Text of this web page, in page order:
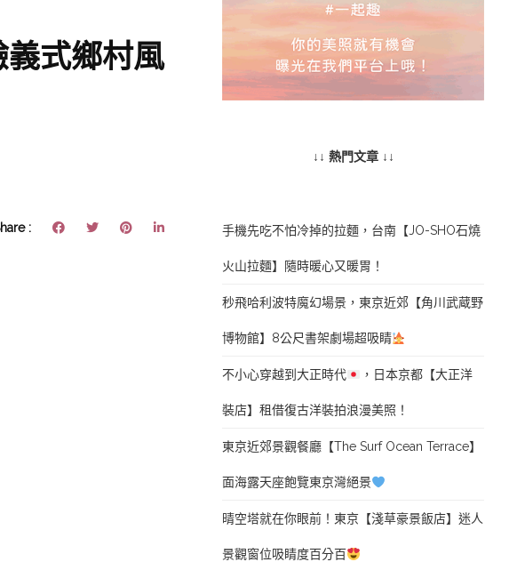
式鄉村風
:
↓↓ 熱門文章 ↓↓
手機先吃不怕冷掉的拉麵，台南【JO-SHO石燒
火山拉麵】隨時暖心又暖胃！
秒飛哈利波特魔幻場景，東京近郊【角川武蔵野
博物館】8公尺書架劇場超吸睛
不小心穿越到大正時代 ，日本京都【大正洋
裝店】租借復古洋裝拍浪漫美照！
東京近郊景觀餐廳【The Surf Ocean Terrace】
面海露天座飽覽東京灣絕景
晴空塔就在你眼前！東京【淺草豪景飯店】迷人
景觀窗位吸睛度百分百